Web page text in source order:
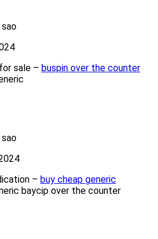
sao
sale – buspin over the counter
sao
– buy cheap generic
baycip over the counter